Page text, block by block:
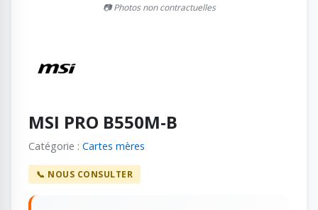
📷 Photos non contractuelles
MSI PRO B550M-B
Catégorie : Cartes mères
📞 NOUS CONSULTER